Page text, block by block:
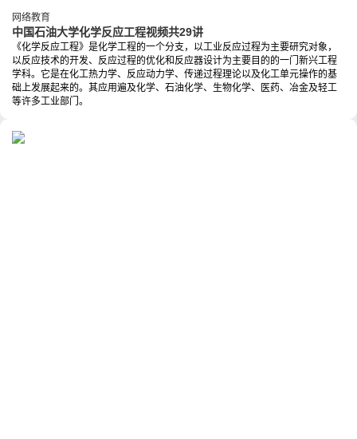
网络教育
中国石油大学化学反应工程视频共29讲
《化学反应工程》是化学工程的一个分支，以工业反应过程为主要研究对象，
以反应技术的开发、反应过程的优化和反应器设计为主要目的的一门新兴工程
学科。它是在化工热力学、反应动力学、传递过程理论以及化工单元操作的基
础上发展起来的。其应用遍及化学、石油化学、生物化学、医药、冶金及轻工
等许多工业部门。